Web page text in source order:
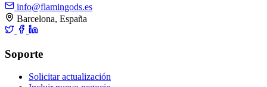
info@flamingods.es
Barcelona, España
Soporte
Solicitar actualización